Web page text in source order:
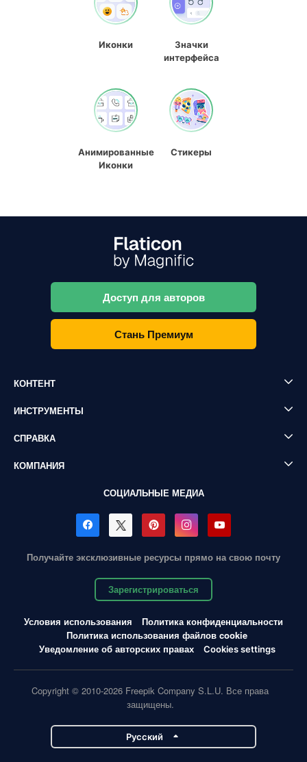
Иконки
Значки
интерфейса
Анимированные
Иконки
Стикеры
Доступ для авторов
Стань Премиум
КОНТЕНТ
ИНСТРУМЕНТЫ
СПРАВКА
КОМПАНИЯ
СОЦИАЛЬНЫЕ МЕДИА
Получайте эксклюзивные ресурсы прямо на свою почту
Зарегистрироваться
Условия использования
Политика конфиденциальности
Политика использования файлов cookie
Уведомление об авторских правах
Cookies settings
Copyright © 2010-2026 Freepik Company S.L.U. Все права
защищены.
Pусский